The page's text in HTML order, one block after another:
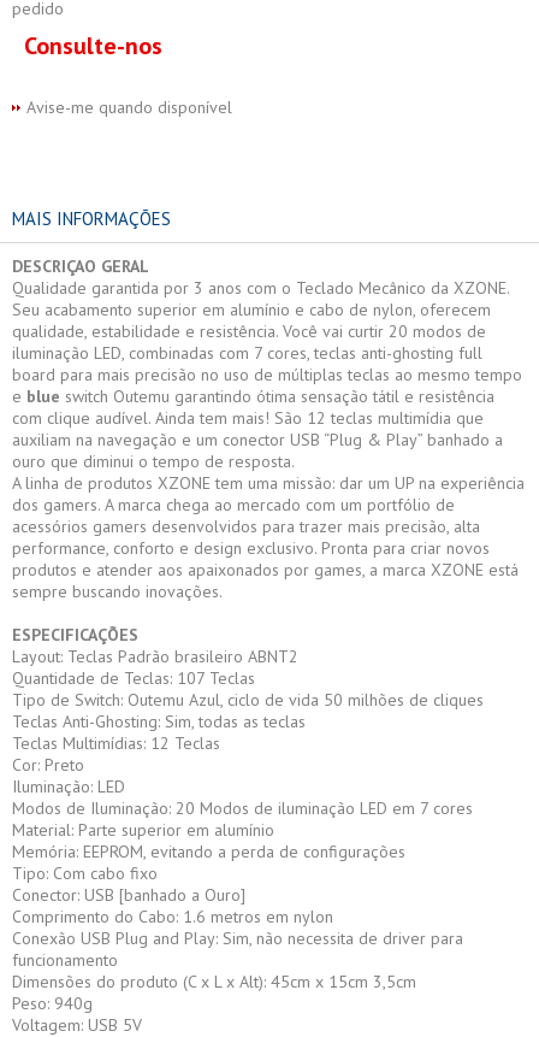
pedido
Consulte-nos
Avise-me quando disponível
MAIS INFORMAÇÕES
DESCRIÇAO GERAL
Qualidade garantida por 3 anos com o Teclado Mecânico da XZONE.
Seu acabamento superior em alumínio e cabo de nylon, oferecem
qualidade, estabilidade e resistência. Você vai curtir 20 modos de
iluminação LED, combinadas com 7 cores, teclas anti-ghosting full
board para mais precisão no uso de múltiplas teclas ao mesmo tempo
e blue switch Outemu garantindo ótima sensação tátil e resistência
com clique audível. Ainda tem mais! São 12 teclas multimídia que
auxiliam na navegação e um conector USB “Plug & Play” banhado a
ouro que diminui o tempo de resposta.
A linha de produtos XZONE tem uma missão: dar um UP na experiência
dos gamers. A marca chega ao mercado com um portfólio de
acessórios gamers desenvolvidos para trazer mais precisão, alta
performance, conforto e design exclusivo. Pronta para criar novos
produtos e atender aos apaixonados por games, a marca XZONE está
sempre buscando inovações.
ESPECIFICAÇÕES
Layout: Teclas Padrão brasileiro ABNT2
Quantidade de Teclas: 107 Teclas
Tipo de Switch: Outemu Azul, ciclo de vida 50 milhões de cliques
Teclas Anti-Ghosting: Sim, todas as teclas
Teclas Multimídias: 12 Teclas
Cor: Preto
Iluminação: LED
Modos de Iluminação: 20 Modos de iluminação LED em 7 cores
Material: Parte superior em alumínio
Memória: EEPROM, evitando a perda de configurações
Tipo: Com cabo fixo
Conector: USB [banhado a Ouro]
Comprimento do Cabo: 1.6 metros em nylon
Conexão USB Plug and Play: Sim, não necessita de driver para
funcionamento
Dimensões do produto (C x L x Alt): 45cm x 15cm 3,5cm
Peso: 940g
Voltagem: USB 5V